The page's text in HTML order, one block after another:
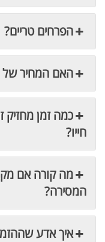
הפרחים טריים?
האם המחיר של
כמה זמן מחזיק
חייו?
מה קורה אם
המסירה?
איך אדע